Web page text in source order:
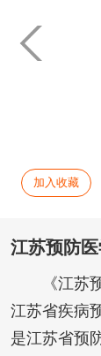
加入收藏
江苏预防医
《江苏
江苏省疾病
是江苏省预